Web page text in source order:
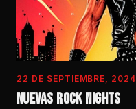
22 DE SEPTIEMBRE, 2024
NUEVAS ROCK NIGHTS